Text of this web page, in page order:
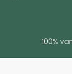
100%